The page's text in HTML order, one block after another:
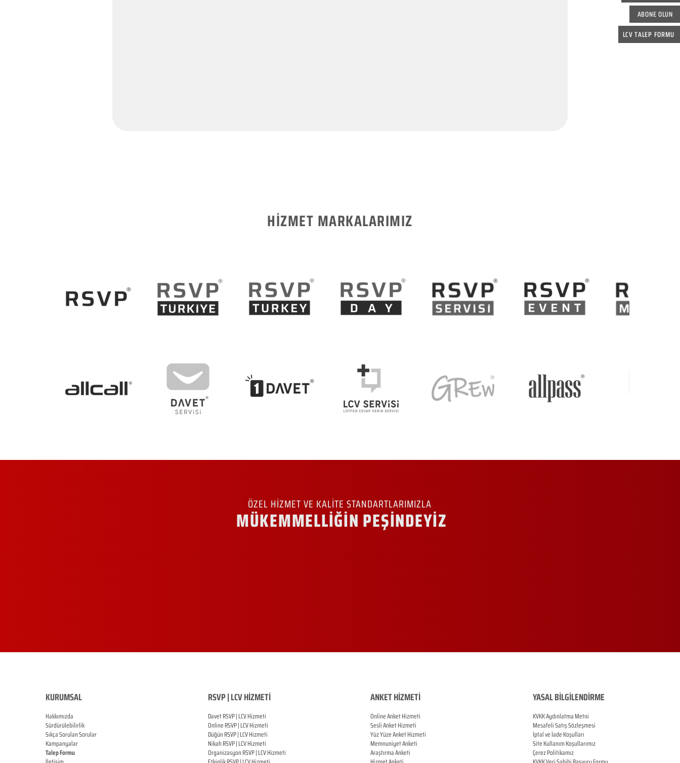
ABONE OLUN
LCV TALEP FORMU
HİZMET MARKALARIMIZ
ÖZEL HİZMET VE KALİTE STANDARTLARIMIZLA
MÜKEMMELLİĞİN PEŞİNDEYİZ
KURUMSAL
Hakkımızda
Sürdürülebilirlik
Sıkça Sorulan Sorular
Kampanyalar
Talep Formu
RSVP | LCV HİZMETİ
Davet RSVP | LCV Hizmeti
OnlineRSVP |LCV Hizmeti
DüğünRSVP |LCV Hizmeti
NikahRSVP |LCV Hizmeti
OrganizasyonRSVP |LCV Hizmeti
ANKET HİZMETİ
Online Anket Hizmeti
Sesli Anket Hizmeti
Yüz Yüze Anket Hizmeti
Memnuniyet Anketi
Araştırma Anketi
YASAL BİLGİLENDİRME
KVKK Aydınlatma Metni
Mesafeli Satış Sözleşmesi
İptal ve İade Koşulları
Site Kullanım Koşullarımız
Çerez Politikamız